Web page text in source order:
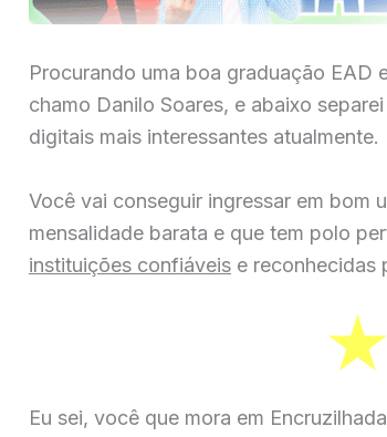
Procurando uma boa graduação EAD
chamo Danilo Soares, e abaixo
digitais mais interessantes atualmente.
Você vai conseguir ingressar em bom
mensalidade barata e que tem polo
instituições confiáveis e reconhecidas
Eu sei, você que mora em